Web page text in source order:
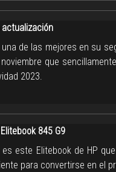
actualización
de las mejores en su
que
2023.
845 G9
este Elitebook de HP
para convertirse en el